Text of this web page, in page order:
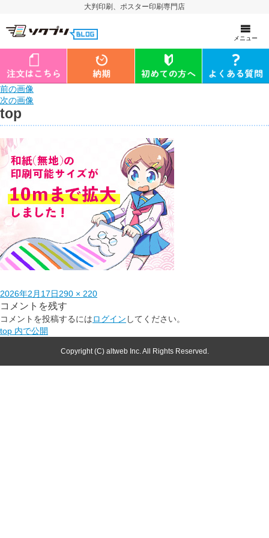
大判印刷、ポスター印刷専門店
メニュー
前の画像
次の画像
top
2026年2月17日290 × 220
コメントを残す
コメントを投稿するにはログイン してください。
top 内で公開
Copyright (C) altweb Inc. All Rights Reserved.